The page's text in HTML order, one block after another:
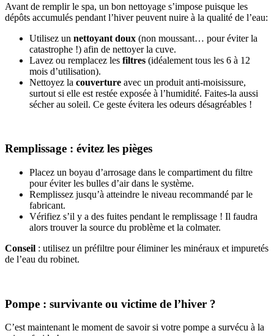
Avant de remplir le spa, un bon nettoyage s’impose puisque les
dépôts accumulés pendant l’hiver peuvent nuire à la qualité de l’eau:
Utilisez un nettoyant doux (non moussant… pour éviter la
catastrophe !) afin de nettoyer la cuve.
Lavez ou remplacez les filtres (idéalement tous les 6 à 12
mois d’utilisation).
Nettoyez la couverture avec un produit anti-moisissure,
surtout si elle est restée exposée à l’humidité. Faites-la aussi
sécher au soleil. Ce geste évitera les odeurs désagréables !
Remplissage : évitez les pièges
Placez un boyau d’arrosage dans le compartiment du filtre
pour éviter les bulles d’air dans le système.
Remplissez jusqu’à atteindre le niveau recommandé par le
fabricant.
Vérifiez s’il y a des fuites pendant le remplissage ! Il faudra
alors trouver la source du problème et la colmater.
Conseil : utilisez un préfiltre pour éliminer les minéraux et impuretés
de l’eau du robinet.
Pompe : survivante ou victime de l’hiver ?
C’est maintenant le moment de savoir si votre pompe a survécu à la